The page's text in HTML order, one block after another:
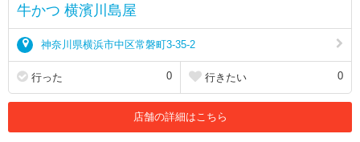
牛かつ 横濱川島屋
神奈川県横浜市中区常磐町3-35-2
行った 0 行きたい 0
店舗の詳細はこちら